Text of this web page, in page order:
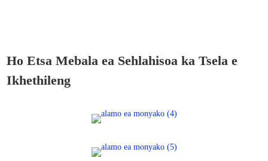
Ho Etsa Mebala ea Sehlahisoa ka Tsela e
Ikhethileng